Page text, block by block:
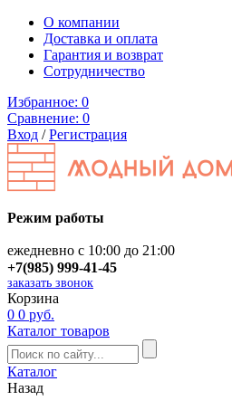
О компании
Доставка и оплата
Гарантия и возврат
Сотрудничество
Избранное: 0
Сравнение: 0
Вход /Регистрация
Режим работы
ежедневно с 10:00 до 21:00
+7(985) 999-41-45
заказать звонок
Корзина
0 0 руб.
Каталог товаров
Каталог
Назад